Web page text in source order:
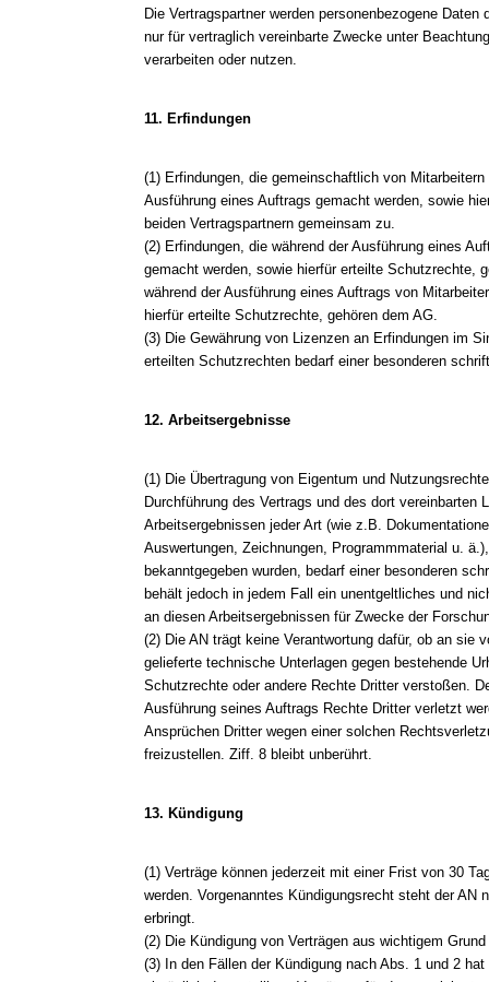
Die Vertragspartner werden personenbezogene
nur für vertraglich vereinbarte Zwecke unter
verarbeiten oder nutzen.
11. Erfindungen
(1) Erfindungen, die gemeinschaftlich von
Ausführung eines Auftrags gemacht werden, sowie
beiden Vertragspartnern gemeinsam zu.
(2) Erfindungen, die während der Ausführung eines
gemacht werden, sowie hierfür erteilte Schutzrechte,
während der Ausführung eines Auftrags von
hierfür erteilte Schutzrechte, gehören dem AG.
(3) Die Gewährung von Lizenzen an Erfindungen im
erteilten Schutzrechten bedarf einer besonderen
12. Arbeitsergebnisse
(1) Die Übertragung von Eigentum und
Durchführung des Vertrags und des dort vereinbarten
Arbeitsergebnissen jeder Art (wie z.B.
Auswertungen, Zeichnungen, Programmmaterial u.
bekanntgegeben wurden, bedarf einer besonderen
behält jedoch in jedem Fall ein unentgeltliches und
an diesen Arbeitsergebnissen für Zwecke der
(2) Die AN trägt keine Verantwortung dafür, ob an sie
gelieferte technische Unterlagen gegen bestehende
Schutzrechte oder andere Rechte Dritter verstoßen.
Ausführung seines Auftrags Rechte Dritter verletzt
Ansprüchen Dritter wegen einer solchen
freizustellen. Ziff. 8 bleibt unberührt.
13. Kündigung
(1) Verträge können jederzeit mit einer Frist von 30
werden. Vorgenanntes Kündigungsrecht steht der AN
erbringt.
(2) Die Kündigung von Verträgen aus wichtigem
(3) In den Fällen der Kündigung nach Abs. 1 und 2